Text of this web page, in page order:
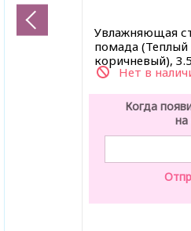
Увлажняющая
помада (Теплый
коричневый),
Нет в
Когда
на